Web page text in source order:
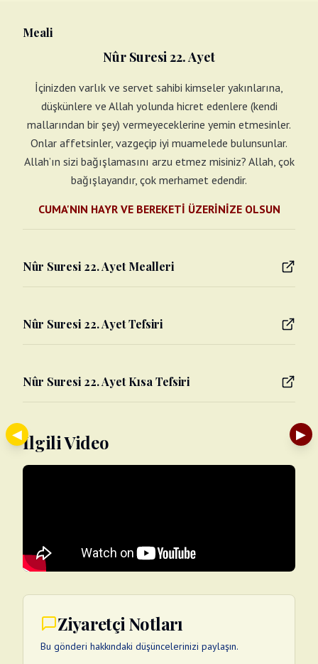
Meali
Nûr Suresi 22. Ayet
İçinizden varlık ve servet sahibi kimseler yakınlarına,
düşkünlere ve Allah yolunda hicret edenlere (kendi
mallarından bir şey) vermeyeceklerine yemin etmesinler.
Onlar affetsinler, vazgeçip iyi muamelede bulunsunlar.
Allah’ın sizi bağışlamasını arzu etmez misiniz? Allah, çok
bağışlayandır, çok merhamet edendir.
CUMA'NIN HAYR VE BEREKETİ ÜZERİNİZE OLSUN
Nûr Suresi 22. Ayet Mealleri
Nûr Suresi 22. Ayet Tefsiri
Nûr Suresi 22. Ayet Kısa Tefsiri
İlgili Video
Ziyaretçi Notları
Bu gönderi hakkındaki düşüncelerinizi paylaşın.
◀ ▶